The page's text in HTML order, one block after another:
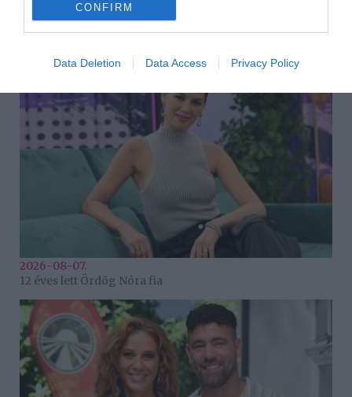
CONFIRM
Data Deletion Data Access Privacy Policy
2026-08-07.
12 éves lett Ördög Nóra fia